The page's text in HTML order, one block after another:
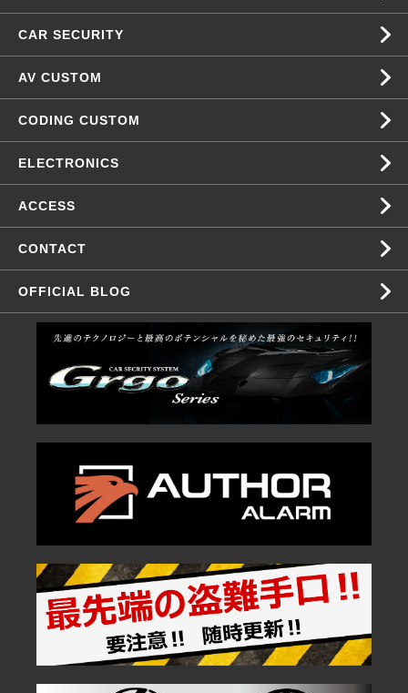
CAR SECURITY
AV CUSTOM
CODING CUSTOM
ELECTRONICS
ACCESS
CONTACT
OFFICIAL BLOG